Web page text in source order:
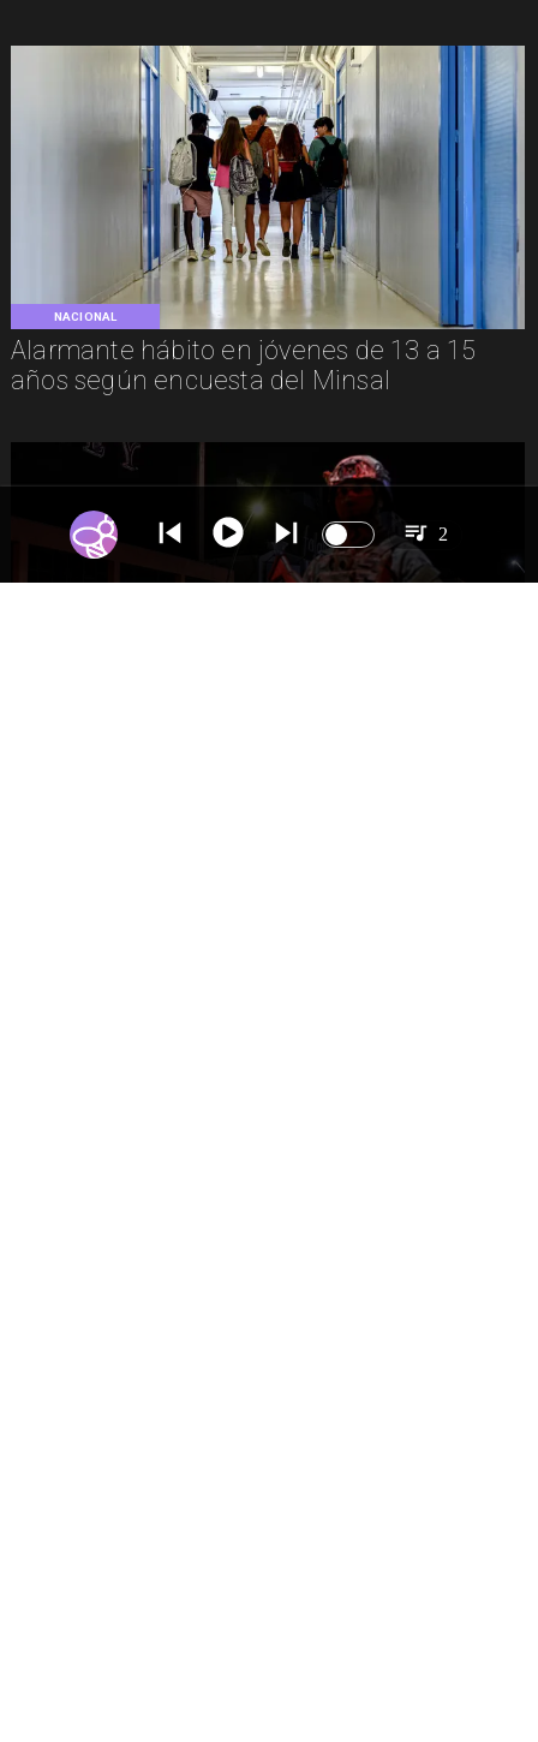
NACIONAL
Alarmante hábito en jóvenes de 13 a 15
años según encuesta del Minsal
2